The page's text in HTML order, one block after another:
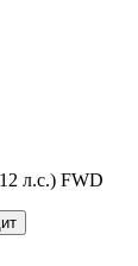
л.с.) FWD